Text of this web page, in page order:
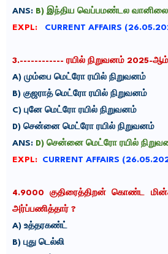
ANS: B) இந்திய வெப்பமண்டல வானிலை
EXPL:
CURRENT AFFAIRS
3.------------ ரயில் நிறுவனம் 2025-ஆம்
A) மும்பை மெட்ரோ ரயில் நிறுவனம்
B) குஜராத் மெட்ரோ ரயில் நிறுவனம்
C) புனே மெட்ரோ ரயில் நிறுவனம்
D) சென்னை மெட்ரோ ரயில் நிறுவனம்
ANS: D) சென்னை மெட்ரோ ரயில்
EXPL:
CURRENT AFFAIRS
4.9000 குதிரைத்திறன் கொண்ட
அர்ப்பணித்தார் ?
A) உத்தரகண்ட்
B) புது டெல்லி